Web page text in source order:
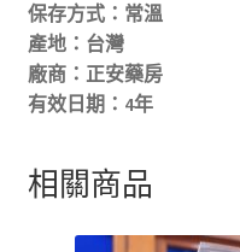
保存方式：常溫
產地：台灣
廠商：正安藥房
有效日期：4年
相關商品